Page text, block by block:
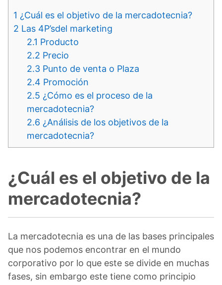
1 ¿Cuál es el objetivo de la mercadotecnia?
2 Las 4P’sdel marketing
2.1 Producto
2.2 Precio
2.3 Punto de venta o Plaza
2.4 Promoción
2.5 ¿Cómo es el proceso de la
mercadotecnia?
2.6 ¿Análisis de los objetivos de la
mercadotecnia?
¿Cuál es el objetivo de la
mercadotecnia?
La mercadotecnia es una de las bases principales
que nos podemos encontrar en el mundo
corporativo por lo que este se divide en muchas
fases, sin embargo este tiene como principio